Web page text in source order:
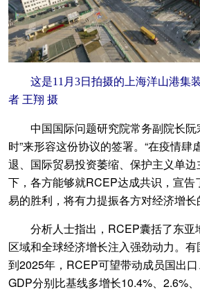
这是11月3日拍摄的上海洋山港集
者 王翔 摄
中国国际问题研究院常务副院长阮
时”来形容这份协议的签署。“在疫情肆
退、国际贸易投资萎缩、保护主义单
下，各方能够就RCEP达成共识，宣告
易的胜利，将有力提振各方对经济增长
分析人士指出，RCEP囊括了东亚
区域和全球经济增长注入强劲动力。有
到2025年，RCEP可望带动成员国出口
GDP分别比基线多增长10.4%、2.6%、